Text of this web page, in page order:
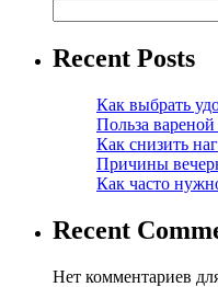
Recent Posts
Как выбрать
Польза
Как снизить
Причины
Как часто
Recent
Нет комментариев